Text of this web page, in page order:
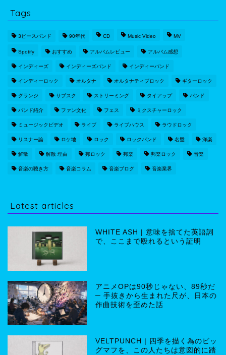
Tags
3ピースバンド 90年代 CD Music Video MV
Spotify おすすめ アルバムレビュー アルバム感想
インディーズ インディーズバンド インディーバンド
インディーロック オルタナ オルタナティブロック ギターロック
グランジ サブスク ストリーミング タイアップ バンド
バンド紹介 ファン文化 フェス ミクスチャーロック
ミュージックビデオ ライブ ライブハウス ラウドロック
リスナー論 ロケ地 ロック ロックバンド 名盤 洋楽
解散 解散 理由 邦ロック 邦楽 邦楽ロック 音楽
音楽の聴き方 音楽コラム 音楽ブログ 音楽業界
Latest articles
WHITE ASH | 意味を捨てた英語詞
で、ここまで殴れるという証明
アニメOPは90秒じゃない、89秒だ
─ 手抜きから生まれた尺が、日本の
作曲技術を歪めた話
VELTPUNCH | 四季を描く為のビッ
グマフを、この人たちは意図的に踏